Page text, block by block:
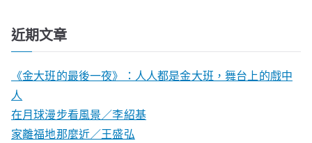
近期文章
《金大班的最後一夜》：人人都是金大班，舞台上的戲中
人
在月球漫步看風景／李紹基
家離福地那麼近／王盛弘